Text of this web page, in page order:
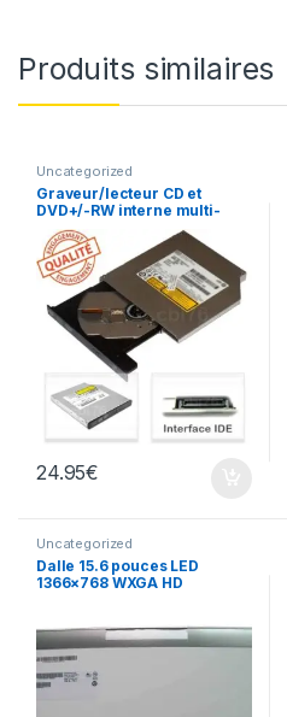
Produits similaires
Uncategorized
Graveur/lecteur CD et
DVD+/-RW interne multi-
recorder portable UJ-850
24.95€
Uncategorized
Dalle 15.6 pouces LED
1366×768 WXGA HD